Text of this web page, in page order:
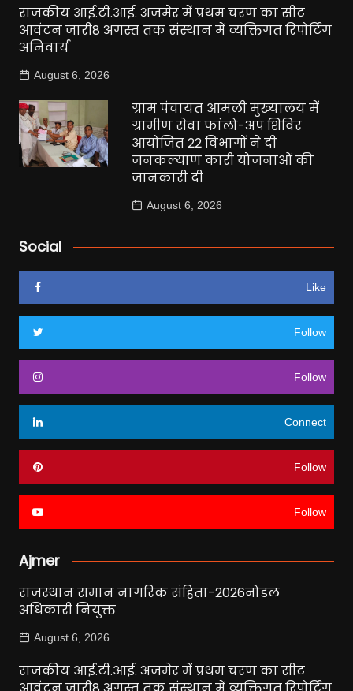
राजकीय आई.टी.आई. अजमेर में प्रथम चरण का सीट
आवंटन जारी8 अगस्त तक संस्थान में व्यक्तिगत रिपोर्टिंग
अनिवार्य
August 6, 2026
ग्राम पंचायत आमली मुख्यालय में
ग्रामीण सेवा फांलो-अप शिविर
आयोजित 22 विभागों ने दी
जनकल्याण कारी योजनाओं की
जानकारी दी
August 6, 2026
Social
Like
Follow
Follow
Connect
Follow
Follow
Ajmer
राजस्थान समान नागरिक संहिता-2026नोडल
अधिकारी नियुक्त
August 6, 2026
राजकीय आई.टी.आई. अजमेर में प्रथम चरण का सीट